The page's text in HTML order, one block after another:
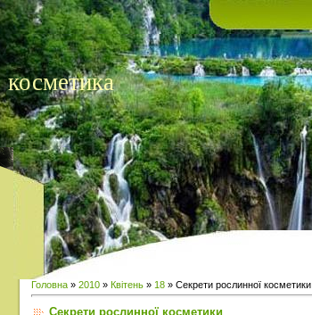
косметика
Головна » 2010 » Квітень » 18 » Секрети рослинної косметики
Секрети рослинної косметики